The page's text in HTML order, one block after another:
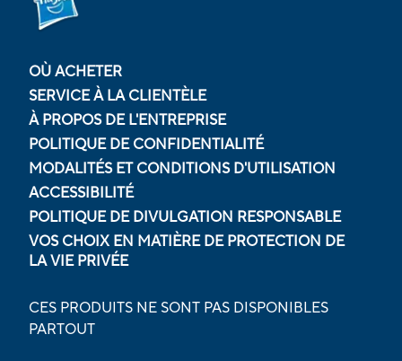
OÙ ACHETER
SERVICE À LA CLIENTÈLE
À PROPOS DE L'ENTREPRISE
POLITIQUE DE CONFIDENTIALITÉ
MODALITÉS ET CONDITIONS D'UTILISATION
ACCESSIBILITÉ
POLITIQUE DE DIVULGATION RESPONSABLE
VOS CHOIX EN MATIÈRE DE PROTECTION DE
LA VIE PRIVÉE
CES PRODUITS NE SONT PAS DISPONIBLES
PARTOUT